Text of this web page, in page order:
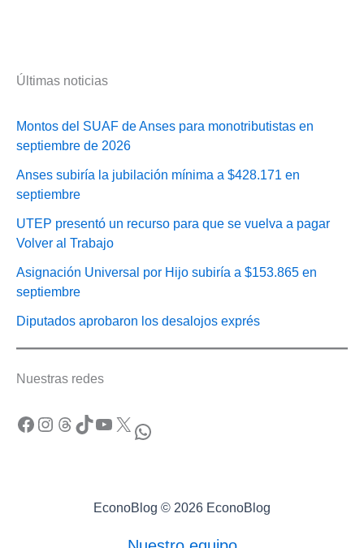
Últimas noticias
Montos del SUAF de Anses para monotributistas en
septiembre de 2026
Anses subiría la jubilación mínima a $428.171 en
septiembre
UTEP presentó un recurso para que se vuelva a pagar
Volver al Trabajo
Asignación Universal por Hijo subiría a $153.865 en
septiembre
Diputados aprobaron los desalojos exprés
Nuestras redes
Facebook Instagram Threads TikTok YouTube X WhatsApp
EconoBlog © 2026 EconoBlog